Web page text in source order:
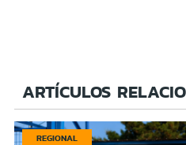
ARTÍCULOS
REGIONAL